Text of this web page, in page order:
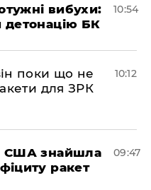
вибухи:
детонацію БК
10:54
поки що не
для ЗРК
10:12
США знайшла
ракет
09:47